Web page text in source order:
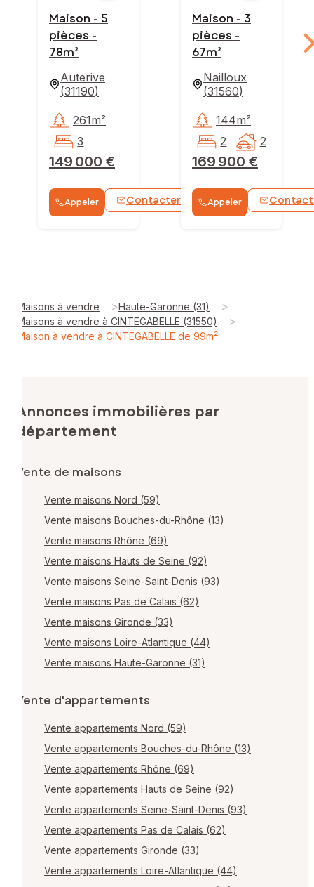
Maison - 5
pièces -
78m²
Auterive
(31190)
149 000 €
261m²
3
Appeler Contacter WhatsApp
Maison - 3
pièces -
67m²
Nailloux
(31560)
169 900 €
144m²
2
2
Appeler
Maisons à vendre >Haute-Garonne (31) >
Maisons à vendre à CINTEGABELLE (31550) >
Maison à vendre à CINTEGABELLE de 99m²
Annonces immobilières par
département
Vente de maisons
Vente maisons Nord (59)
Vente maisons Bouches-du-Rhône (13)
Vente maisons Rhône (69)
Vente maisons Hauts de Seine (92)
Vente maisons Seine-Saint-Denis (93)
Vente maisons Pas de Calais (62)
Vente maisons Gironde (33)
Vente maisons Loire-Atlantique (44)
Vente maisons Haute-Garonne (31)
Vente d'appartements
Vente appartements Nord (59)
Vente appartements Bouches-du-Rhône (13)
Vente appartements Rhône (69)
Vente appartements Hauts de Seine (92)
Vente appartements Seine-Saint-Denis (93)
Vente appartements Pas de Calais (62)
Vente appartements Gironde (33)
Vente appartements Loire-Atlantique (44)